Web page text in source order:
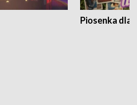
Piosenka dla